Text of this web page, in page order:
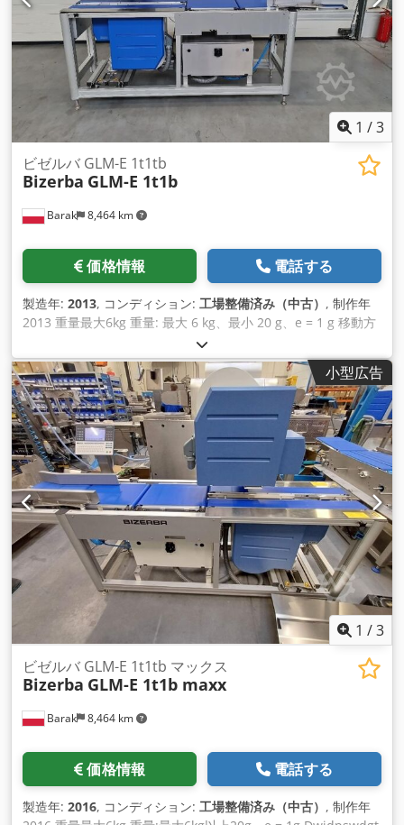
1 /3
Barak 8,464 km
ビゼルバ GLM-E 1t1tb
Bizerba GLM-E 1t1b
価格情報 電話する
製造年: 2013, コンディション: 工場整備済み（中古） , 制作年
2013 重量最大6kg 重量: 最大 6 kg、最小 20 g、e = 1 g 移動方
向 L→ R または R→ L Dedpfx Amswdgtfegjwa ラベルの適用:
- トップ（エアジェット） - ダウン（エアジェット） ラベルの
寸法 - 幅最大130 mm、印刷長さ最大104 mm - 長さ最大
150mm GT-12C カラータッチスクリーン端末 計量セグメント
の長さ400 mm テープ幅300mm 機械全体のサイズ: 200 cm x
80 cm 13.60 SP.12へのプログラムのアップロードが可能 イン
ストールされているライセンス: - （マスター） ： [+] ソフトコ
ントロール_1 デバイスには6ヶ月の保証が付いています
小型広告
1 /3
Barak 8,464 km
ビゼルバ GLM-E 1t1tb マックス
Bizerba GLM-E 1t1b maxx
価格情報 電話する
製造年: 2016, コンディション: 工場整備済み（中古） , 制作年